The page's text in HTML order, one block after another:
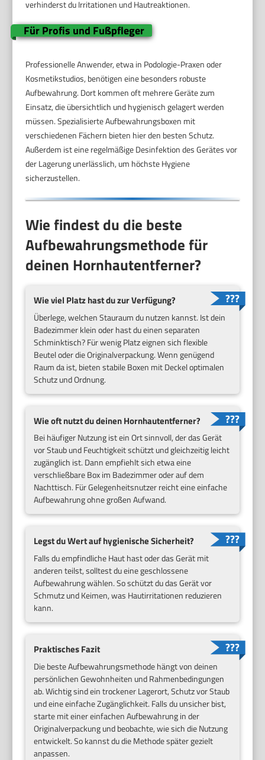
verhinderst du Irritationen und Hautreaktionen.
Für Profis und Fußpfleger
Professionelle Anwender, etwa in Podologie-Praxen oder
Kosmetikstudios, benötigen eine besonders robuste
Aufbewahrung. Dort kommen oft mehrere Geräte zum
Einsatz, die übersichtlich und hygienisch gelagert werden
müssen. Spezialisierte Aufbewahrungsboxen mit
verschiedenen Fächern bieten hier den besten Schutz.
Außerdem ist eine regelmäßige Desinfektion des Gerätes vor
der Lagerung unerlässlich, um höchste Hygiene
sicherzustellen.
Wie findest du die beste
Aufbewahrungsmethode für
deinen Hornhautentferner?
Wie viel Platz hast du zur Verfügung?
Überlege, welchen Stauraum du nutzen kannst. Ist dein
Badezimmer klein oder hast du einen separaten
Schminktisch? Für wenig Platz eignen sich flexible
Beutel oder die Originalverpackung. Wenn genügend
Raum da ist, bieten stabile Boxen mit Deckel optimalen
Schutz und Ordnung.
Wie oft nutzt du deinen Hornhautentferner?
Bei häufiger Nutzung ist ein Ort sinnvoll, der das Gerät
vor Staub und Feuchtigkeit schützt und gleichzeitig leicht
zugänglich ist. Dann empfiehlt sich etwa eine
verschließbare Box im Badezimmer oder auf dem
Nachttisch. Für Gelegenheitsnutzer reicht eine einfache
Aufbewahrung ohne großen Aufwand.
Legst du Wert auf hygienische Sicherheit?
Falls du empfindliche Haut hast oder das Gerät mit
anderen teilst, solltest du eine geschlossene
Aufbewahrung wählen. So schützt du das Gerät vor
Schmutz und Keimen, was Hautirritationen reduzieren
kann.
Praktisches Fazit
Die beste Aufbewahrungsmethode hängt von deinen
persönlichen Gewohnheiten und Rahmenbedingungen
ab. Wichtig sind ein trockener Lagerort, Schutz vor Staub
und eine einfache Zugänglichkeit. Falls du unsicher bist,
starte mit einer einfachen Aufbewahrung in der
Originalverpackung und beobachte, wie sich die Nutzung
entwickelt. So kannst du die Methode später gezielt
anpassen.